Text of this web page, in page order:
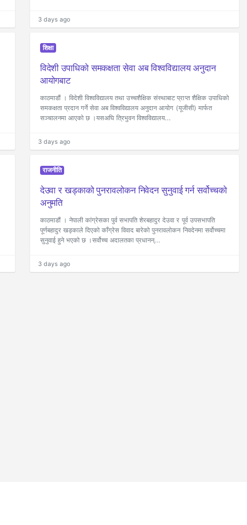
3 days ago
शिक्षा
विदेशी उपाधिको समकक्षता सेवा अब विश्वविद्यालय अनुदान
आयोगबाट
काठमाडौं । विदेशी विश्वविद्यालय तथा उच्चशैक्षिक संस्थाबाट प्राप्त शैक्षिक उपाधिको
समकक्षता प्रदान गर्ने सेवा अब विश्वविद्यालय अनुदान आयोग (यूजीसी) मार्फत
सञ्चालनमा आएको छ ।यसअघि त्रिभुवन विश्वविद्यालय...
3 days ago
राजनीति
देउवा र खड्काको पुनरावलोकन निवेदन सुनुवाई गर्न सर्वोच्चको
अनुमति
काठमाडौं । नेपाली कांग्रेसका पुर्व सभापति शेरबहादुर देउवा र पूर्व उपसभापति
पूर्णबहादुर खड्काले दिएको काँग्रेस विवाद बारेको पुनरावलोकन निवदेनमा सर्वोच्चमा
सुनुवाई हुने भएको छ ।सर्वोच्च अदालतका प्रधानन्...
3 days ago